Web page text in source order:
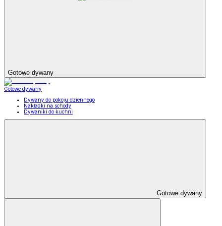
Gotowe dywany
Gotowe dywany
Dywany do pokoju dziennego
Nakładki na schody
Dywaniki do kuchni
Gotowe dywany